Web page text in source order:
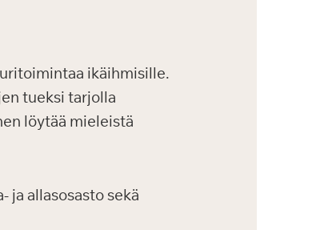
ikäihmisille.
tueksi tarjolla
löytää mieleistä
ja allasosasto sekä